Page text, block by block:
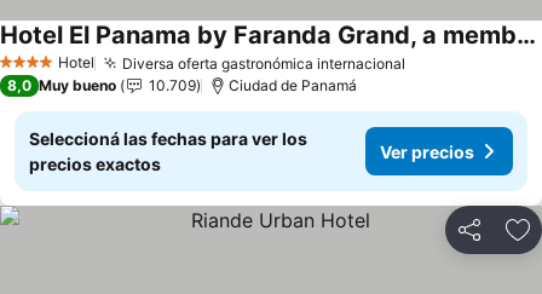
4 EstrellasHotel Diversa oferta gastronómica internacional
Hotel El Panama by Faranda Grand, a member of Radisson Individuals
Ver precios
8,0 Muy bueno 10.709 Ciudad de Panamá
Seleccioná las fechas para ver los
precios exactos
Ver precios
Compartir